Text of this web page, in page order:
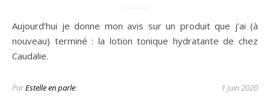
Aujourd’hui je donne mon avis sur un produit que j’ai (à
nouveau) terminé : la lotion tonique hydratante de chez
Caudalie.
ParEstelle en parle 1 juin 2020